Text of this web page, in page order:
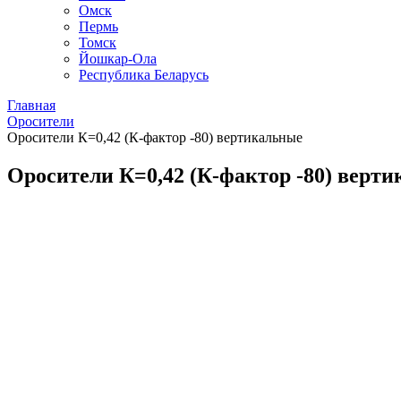
Омск
Пермь
Томск
Йошкар-Ола
Республика Беларусь
Главная
Оросители
Оросители К=0,42 (К-фактор -80) вертикальные
Оросители К=0,42 (К-фактор -80)